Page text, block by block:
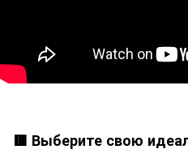
🟥 Выберите свою